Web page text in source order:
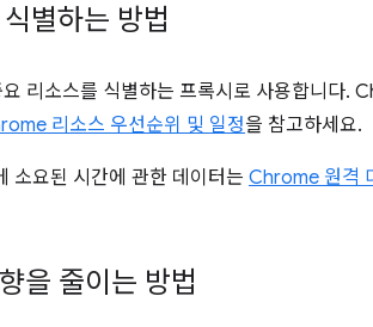
별하는 방법
리소스를 식별하는 프록시로 사용합니다.
리소스 우선순위 및 일정을 참고하세요.
소요된 시간에 관한 데이터는 Chrome 원격
을 줄이는 방법